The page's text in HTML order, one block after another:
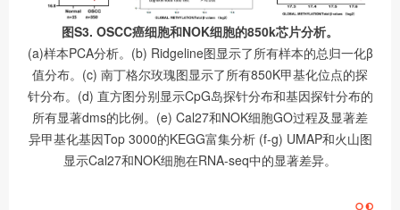
图S3. OSCC癌细胞和NOK细胞的850k芯片分析。
(a)样本PCA分析。(b) Ridgeline图显示了所有样本的总归一化β
值分布。(c) 南丁格尔玫瑰图显示了所有850K甲基化位点的探
针分布。(d) 直方图分别显示CpG岛探针分布和基因探针分布的
所有显著dms的比例。(e) Cal27和NOK细胞GO过程及显著差
异甲基化基因Top 3000的KEGG富集分析 (f-g) UMAP和火山图
显示Cal27和NOK细胞在RNA-seq中的显著差异。